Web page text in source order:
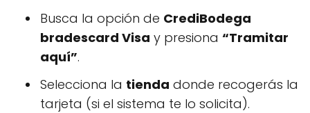
Busca la opción de CrediBodega
bradescard Visa y presiona “Tramitar
aquí”.
Selecciona la tienda donde recogerás la
tarjeta (si el sistema te lo solicita).